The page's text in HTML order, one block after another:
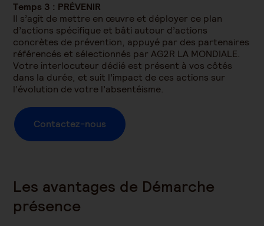
Temps 3 : PRÉVENIR
Il s’agit de mettre en œuvre et déployer ce plan
d’actions spécifique et bâti autour d’actions
concrètes de prévention, appuyé par des partenaires
référencés et sélectionnés par AG2R LA MONDIALE.
Votre interlocuteur dédié est présent à vos côtés
dans la durée, et suit l’impact de ces actions sur
l’évolution de votre l’absentéisme.
Contactez-nous
Les avantages de Démarche
présence